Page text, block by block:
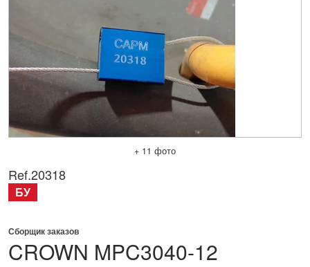
+ 11 фото
CROWN MPC3040-12
Сборщик заказов
Ref.20318
БУ